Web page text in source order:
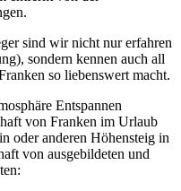
sind wir nicht nur erfahren
sondern kennen auch all
so liebenswert macht.
Entspannen
von Franken im Urlaub
oder anderen Höhensteig in
von ausgebildeten und